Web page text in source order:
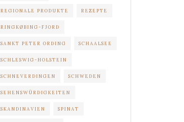
REGIONALE PRODUKTE REZEPTE
RINGKØBING-FJORD
SANKT PETER ORDING SCHAALSEE
SCHLESWIG-HOLSTEIN
SCHNEVERDINGEN SCHWEDEN
SEHENSWÜRDIGKEITEN
SKANDINAVIEN SPINAT